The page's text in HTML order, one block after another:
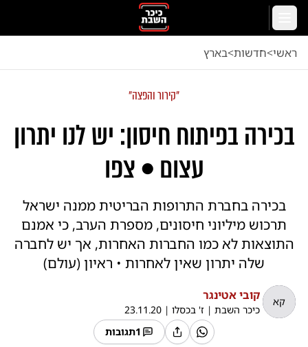
דלג לתוכן הראשי
ראשי<חדשות<בארץ
"קירור והפצה"
בכירה בפיתוח חיסון: יש לנו יתרון
עצום • צפו
בכירה בחברת התרופות הבריטית ממנה ישראל
תרכוש מיליוני חיסונים, מספרת הערב, כי אמנם
התוצאות לא כמו החברות האחרות, אך יש לחברה
שלה יתרון שאין לאחרות • ראיון (עולם)
קא קובי אטינגר
כיכר השבת | ז' בכסלו |
23.11.20
1תגובות